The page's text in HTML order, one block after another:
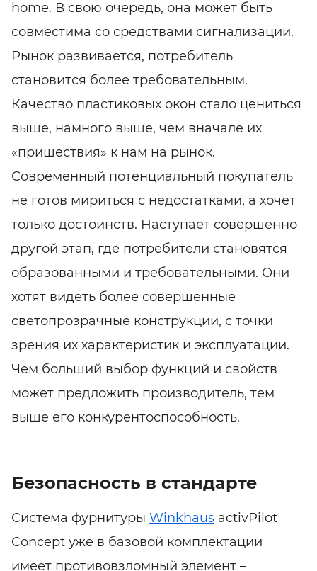
home. В свою очередь, она может быть
совместима со средствами сигнализации.
Рынок развивается, потребитель
становится более требовательным.
Качество пластиковых окон стало цениться
выше, намного выше, чем вначале их
«пришествия» к нам на рынок.
Современный потенциальный покупатель
не готов мириться с недостатками, а хочет
только достоинств. Наступает совершенно
другой этап, где потребители становятся
образованными и требовательными. Они
хотят видеть более совершенные
светопрозрачные конструкции, с точки
зрения их характеристик и эксплуатации.
Чем больший выбор функций и свойств
может предложить производитель, тем
выше его конкурентоспособность.
Безопасность в стандарте
Система фурнитуры Winkhaus activPilot
Concept уже в базовой комплектации
имеет противовзломный элемент –